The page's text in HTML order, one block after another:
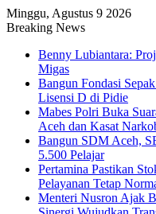
Minggu, Agustus 9 2026
Breaking News
Benny Lubiantara:
Migas
Bangun Fondasi
Lisensi D di Pidie
Mabes Polri Buka
Aceh dan Kasat
Bangun SDM Aceh,
5.500 Pelajar
Pertamina Pastikan
Pelayanan Tetap
Menteri Nusron Ajak